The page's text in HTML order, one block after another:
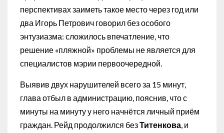
перспективах заиметь такое место через год или
два Игорь Петрович говорил без особого
энтузиазма: сложилось впечатление, что
решение «пляжной» проблемы не является для
специалистов мэрии первоочередной.
Выявив двух нарушителей всего за 15 минут,
глава отбыл в администрацию, пояснив, что с
минуты на минуту у него начнётся личный приём
граждан. Рейд продолжился безТитенкова, и